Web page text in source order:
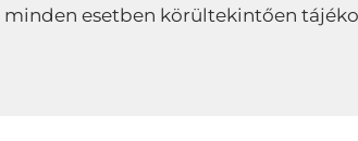
esetben körültekintően